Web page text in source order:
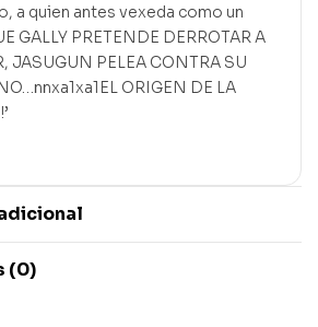
a quien antes vexeda como un
GALLY PRETENDE DERROTAR A
JASUGUN PELEA CONTRA SU
ORIGEN DE LA
(0)